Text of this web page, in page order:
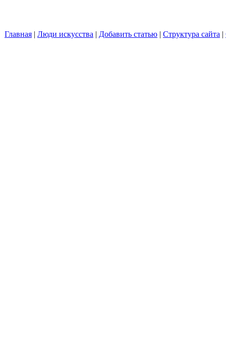
Главная | Люди искусства | Добавить статью | Структура сайта |